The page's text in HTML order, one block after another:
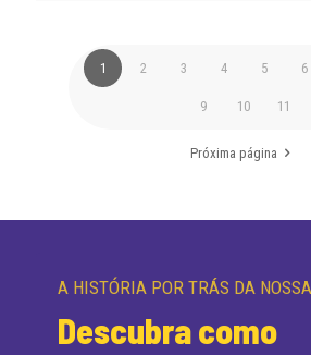
1 2 3 4 5 6
9 10 11
Próxima página
A HISTÓRIA POR TRÁS DA
Descubra como